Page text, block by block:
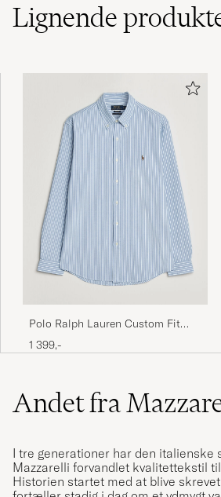
Lignende
Polo Ralph Lauren Custom Fit
Seersucker/Oxford Stripe Shirt
Blue
1 399,-
Andet fra
I tre generationer har den italienske
Mazzarelli forvandlet kvalitettekstil
Historien startet med at blive